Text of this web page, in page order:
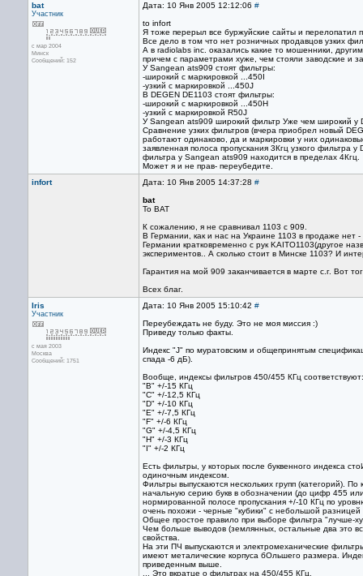
bat
Участник
с мар 2004
Минск
Сообщений: 152
Дата: 10 Янв 2005 12:12:06 #
to infort
Я тоже перерыл все буржуйские сайты и
Все дело в том что нет розничных продавцов узких
А в radiolabs inc. оказались какие то мошенники,
причем с параметрами хуже, чем стояли заводские и
У Sangean ats909 стоят фильтры:
-широкий с маркировкой ...450I
-узкий с маркировкой ...450J
В DEGEN DE1103 стоят фильтры:
-широкий с маркировкой ...450H
-узкий с маркировкой R50J
У Sangean ats909 широкий фильтр Уже чем широкий у
Сравнение узких фильтров (вчера приобрел новый
работают одинаково, да и маркировки у них
заявленная полоса пропускания 3Кгц узкого фильтра
фильтра у Sangean ats909 находится в пределах 4Кгц.
Может я и не прав- переубедите.
infort
Дата: 10 Янв 2005 14:37:28 #
bat
To BAT
К сожалению, я не сравнивал 1103 с 909.
В Германии, как и нас на Украине 1103 в продаже нет
Германии кратковременно с рук KAITO1103(другое
экспериментов.. А сколько стоит в Минске 1103? И
Гарантия на мой 909 заканчивается в марте с.г. Вот
Всех благ.
Iris
Участник
с мая 2003
Москва
Сообщений: 1751
Дата: 10 Янв 2005 15:10:42 #
Переубеждать не буду. Это не моя миссия :)
Приведу только факты.
Индекс "J" по муратовским и общепринятым
спада -6 дБ).
Вообще, индексы фильтров 450/455 КГц соответствуют:
"B" +/-15 КГц
"C" +/-12,5 КГц
"D" +/-10 КГц
"E" +/-7,5 КГц
"F" +/-6 КГц
"G" +/-4,5 КГц
"H" +/-3 КГц
"I" +/-2 КГц
Есть фильтры, у которых после буквенного индекса
одиночным индексом.
Фильтры выпускаются нескольких групп (категорий).
начальную серию букв в обозначении (до цифр 455
нормированной полосе пропускания +/-10 КГц по
очень похожи - черные "кубики" с небольшой разницей
Общее простое правило при выборе фильтра "лучше-
Чем больше выводов (землянных, остальные два это
свойства.
На эти ПЧ выпускаются и электромеханические
имеют металические корпуса бОльшего размера.
приведенным выше.
... Это вкратце о фильтрах на 450/455 КГц.